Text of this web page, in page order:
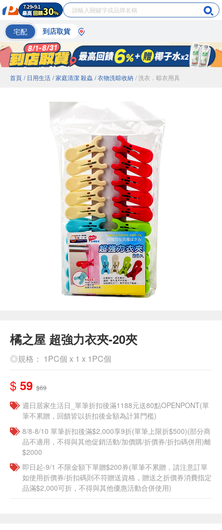
宅配 到店取貨
首頁 / 日用生活 / 家庭清潔 殺蟲 / 衣物洗晾收納 / 洗衣．晾衣用具
橘之屋 超強力衣夾-20夾
◎規格： 1PC個 x 1 x 1PC個
$ 59 $69
週日居家生活日_單筆折扣後滿1188元送80點OPENPONT(單
筆不累贈，回饋皆以折扣後金額為計算門檻)
8/8-8/10 單筆折扣後滿$2,000享9折(單筆上限折$500)(部分商
品不適用，不得與其他促銷活動/加價購/折價券/折扣碼併用)離
$2000
即日起-9/1 不限金額下單贈$200券(單筆不累贈，請注意訂單
如使用折價券/折扣碼則不符贈送資格，贈送之折價券消費指定
品滿$2,000可折，不得與其他優惠活動合併使用)